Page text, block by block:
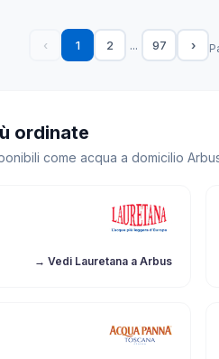
‹ 1 2 ... 97 ›
ordinate
come acqua a domicilio
→ Vedi Lauretana a Arbus